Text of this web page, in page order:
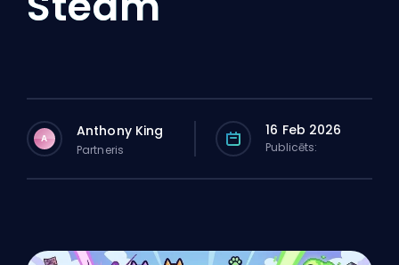
A Anthony King
Partneris
16 Feb 2026
Publicēts: